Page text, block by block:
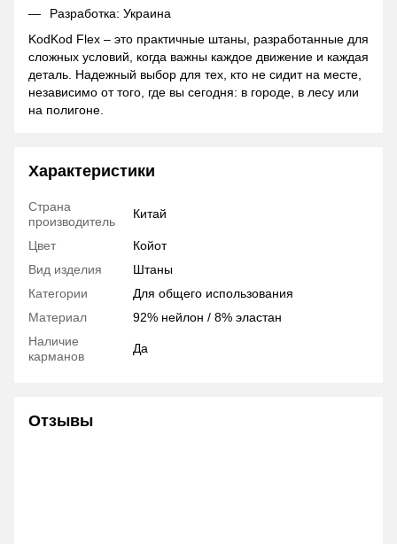
Разработка: Украина
KodKod Flex – это практичные штаны, разработанные для
сложных условий, когда важны каждое движение и каждая
деталь. Надежный выбор для тех, кто не сидит на месте,
независимо от того, где вы сегодня: в городе, в лесу или
на полигоне.
Характеристики
Страна
производитель
Китай
Цвет
Койот
Вид изделия
Штаны
Категории
Для общего использования
Материал
92% нейлон / 8% эластан
Наличие
карманов
Да
Отзывы